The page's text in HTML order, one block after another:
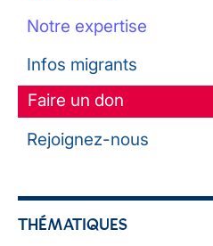
Notre expertise
Infos migrants
Faire un don
Rejoignez-nous
THÉMATIQUES